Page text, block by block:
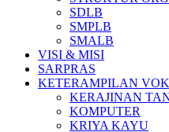
SDLB
SMPLB
SMALB
VISI & MISI
SARPRAS
KETERAMPILAN
KERAJINAN
KOMPUTER
KRIYA KAYU